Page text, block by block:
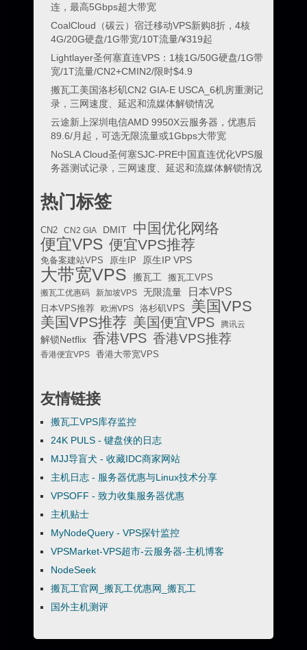
连，最高5Gbps超大带宽
CoalCloud（碳云）宿迁移动VPS新购8折，4核
4G/20G硬盘/1G带宽/10T流量/¥319起
Lightlayer圣何塞直连VPS：1核1G/50G硬盘/1G带
宽/1T流量/CN2+CMIN2/限时$4.9
搬瓦工美国洛杉矶CN2 GIA-E USCA_6机房重测记
录，三网速度、延迟和流媒体解锁情况
云途新上深圳电信AMD 9950X云服务器，优惠后
89.6/月起，可选无限流量或1Gbps大带宽
NoSLA Cloud圣何塞SJC-PRE中国直连优化VPS服
务器测试记录，三网速度、延迟和流媒体解锁情况
热门标签
CN2 CN2 GIA DMIT 中国优化网络
便宜VPS 便宜VPS推荐
免备案建站VPS 原生IP 原生IP VPS
大带宽VPS 搬瓦工
搬瓦工VPS
搬瓦工优惠码
新加坡VPS 无限流量 日本VPS
日本VPS推荐 欧洲VPS 洛杉矶VPS 美国VPS
美国VPS推荐 美国便宜VPS 腾讯云
解锁Netflix 香港VPS 香港VPS推荐
香港便宜VPS 香港大带宽VPS
友情链接
搬瓦工VPS库存监控
24K PULS - 键盘侠的日志
MJJ导盲犬 - 收藏IDC商家网站
主机日志 - 服务器优惠与Linux技术分享
VPSOFF - 致力收集服务器优惠
主机贴士
MyNodeQuery - VPS探针监控
VPSMarket-VPS超市-云服务器-主机博客
NodeSeek
搬瓦工官网_搬瓦工优惠网_搬瓦工
国外主机测评